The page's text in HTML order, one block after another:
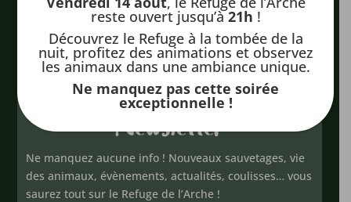
Suivez le Refuge de l’Arche
Newsletter
Ne manquez aucune info ! Nouveaux sauvetages, vie
des animaux, évènements, actualités, coulisses… vous
saurez tout sur le Refuge de l’Arche !
reste ouvert jusqu’à21h !
Découvrez le Refuge à la tombée de la
nuit, profitez des animations et observez
les animaux dans une ambiance unique.
Ne manquez pas cette soirée
exceptionnelle !